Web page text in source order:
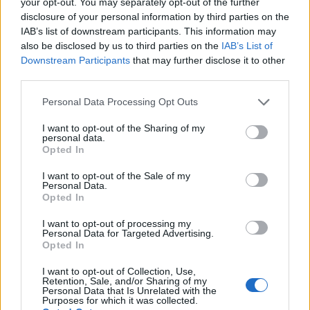
disclosure of your personal information by third parties on the
IAB’s list of downstream participants. This information may
also be disclosed by us to third parties on the IAB’s List of
Downstream Participants that may further disclose it to other
Personal Data Processing Opt Outs
I want to opt-out of the Sharing of my
personal data.
Opted In
I want to opt-out of the Sale of my
Personal Data.
Opted In
I want to opt-out of processing my
Personal Data for Targeted Advertising.
Opted In
I want to opt-out of Collection, Use,
Retention, Sale, and/or Sharing of my
Personal Data that Is Unrelated with the
Purposes for which it was collected.
fenyegetés miatt
Székely Sport
focibajnokság új idényében
Sándor Ella: Na, indíts, s
menjünk!